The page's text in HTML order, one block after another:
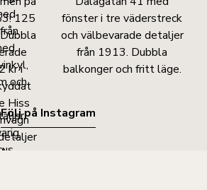
Följ på Instagram